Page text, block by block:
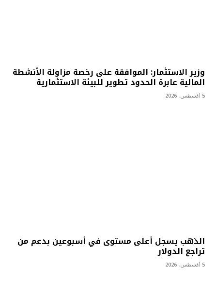
وزير الاستثمار: الموافقة على رخصة مزاولة الأنشطة
المالية عابرة الحدود تطوير للبيئة الاستثمارية
5 أغسطس، 2026
الذهب يسجل أعلى مستوى في أسبوعين بدعم من
تراجع الدولار
5 أغسطس، 2026